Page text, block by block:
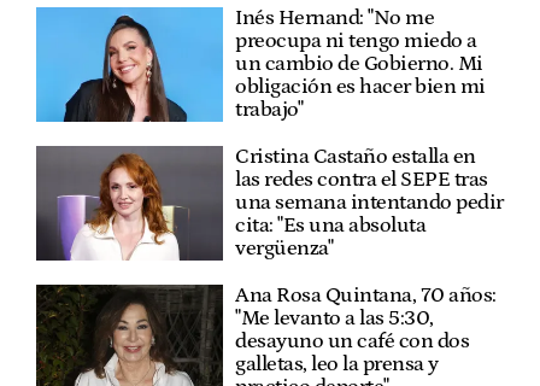
Inés Hernand: "No me
preocupa ni tengo miedo a
un cambio de Gobierno. Mi
obligación es hacer bien mi
trabajo"
Cristina Castaño estalla en
las redes contra el SEPE tras
una semana intentando pedir
cita: "Es una absoluta
vergüenza"
Ana Rosa Quintana, 70 años:
"Me levanto a las 5:30,
desayuno un café con dos
galletas, leo la prensa y